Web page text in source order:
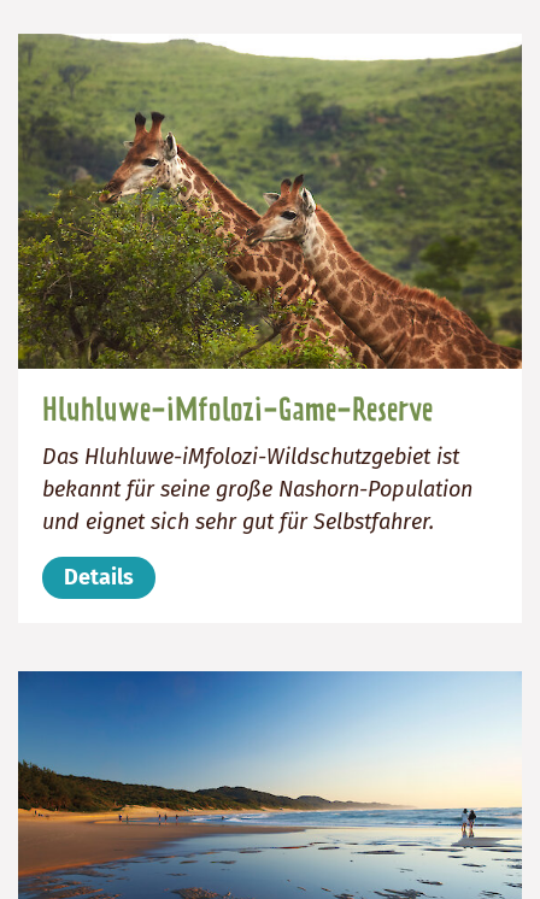
Hluhluwe-iMfolozi-Game-Reserve
Das Hluhluwe-iMfolozi-Wildschutzgebiet ist
bekannt für seine große Nashorn-Population
und eignet sich sehr gut für Selbstfahrer.
Details